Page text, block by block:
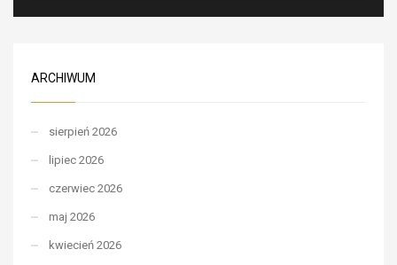
ARCHIWUM
sierpień 2026
lipiec 2026
czerwiec 2026
maj 2026
kwiecień 2026